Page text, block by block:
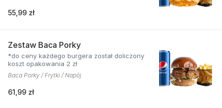
55,99 zł
Zestaw Baca Porky
*do ceny każdego burgera został doliczony
koszt opakowania 2 zł
Baca Porky / Frytki / Napój
61,99 zł